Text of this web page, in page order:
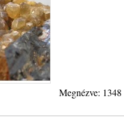
Megnézve: